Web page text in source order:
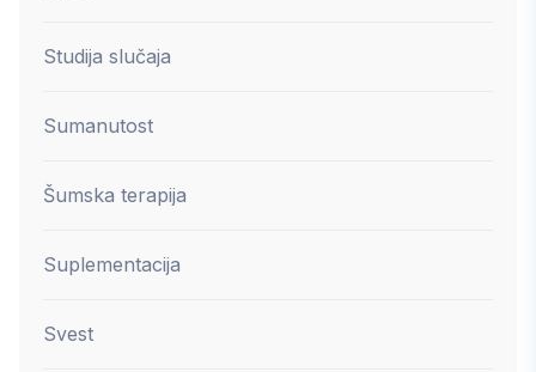
Studija slučaja
Sumanutost
Šumska terapija
Suplementacija
Svest